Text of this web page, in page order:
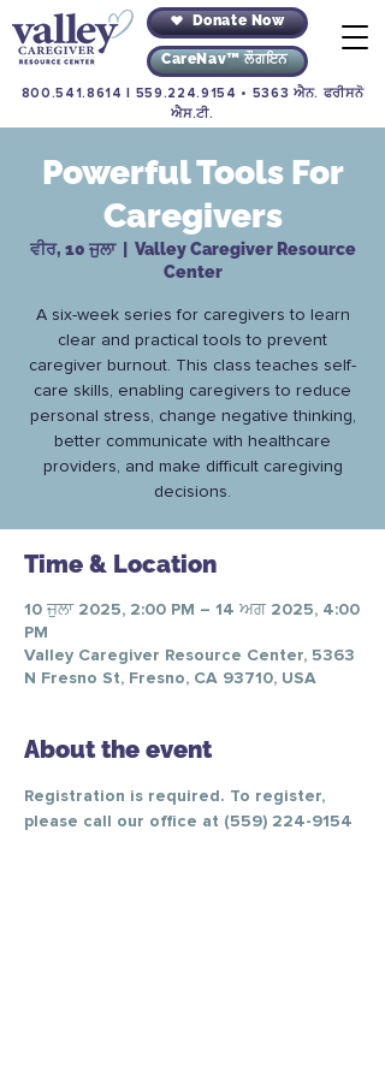
Donate Now
CareNav™ ਲੌਗਇਨ
800.541.8614 559.224.9154 • 5363 ਐਨ. ਫਰੀਸਨੋ
ਐਸ.ਟੀ.
Powerful Tools For
Caregivers
ਵੀਰ, 10 ਜੁਲਾ
  |
Valley Caregiver Resource
Center
A six-week series for caregivers to learn
clear and practical tools to prevent
caregiver burnout. This class teaches self-
care skills, enabling caregivers to reduce
personal stress, change negative thinking,
better communicate with healthcare
providers, and make difficult caregiving
decisions.
Time & Location
10 ਜੁਲਾ 2025, 2:00 PM – 14 ਅਗ 2025, 4:00
PM
Valley Caregiver Resource Center, 5363
N Fresno St, Fresno, CA 93710, USA
About the event
Registration is required. To register,
please call our office at (559) 224-9154